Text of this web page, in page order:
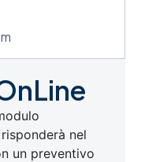
nel
un preventivo